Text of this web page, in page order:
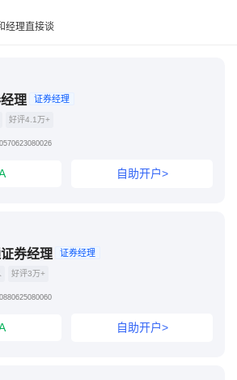
经理直接谈
理 证券经理
好评4.1万+
自助开户>
券经理 证券经理
好评3万+
自助开户>